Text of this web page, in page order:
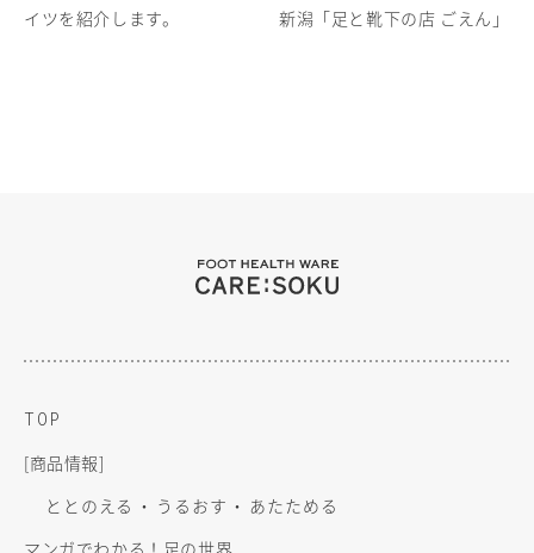
イツを紹介します。
新潟「足と靴下の店 ごえん」
TOP
[商品情報]
ととのえる
うるおす
あたためる